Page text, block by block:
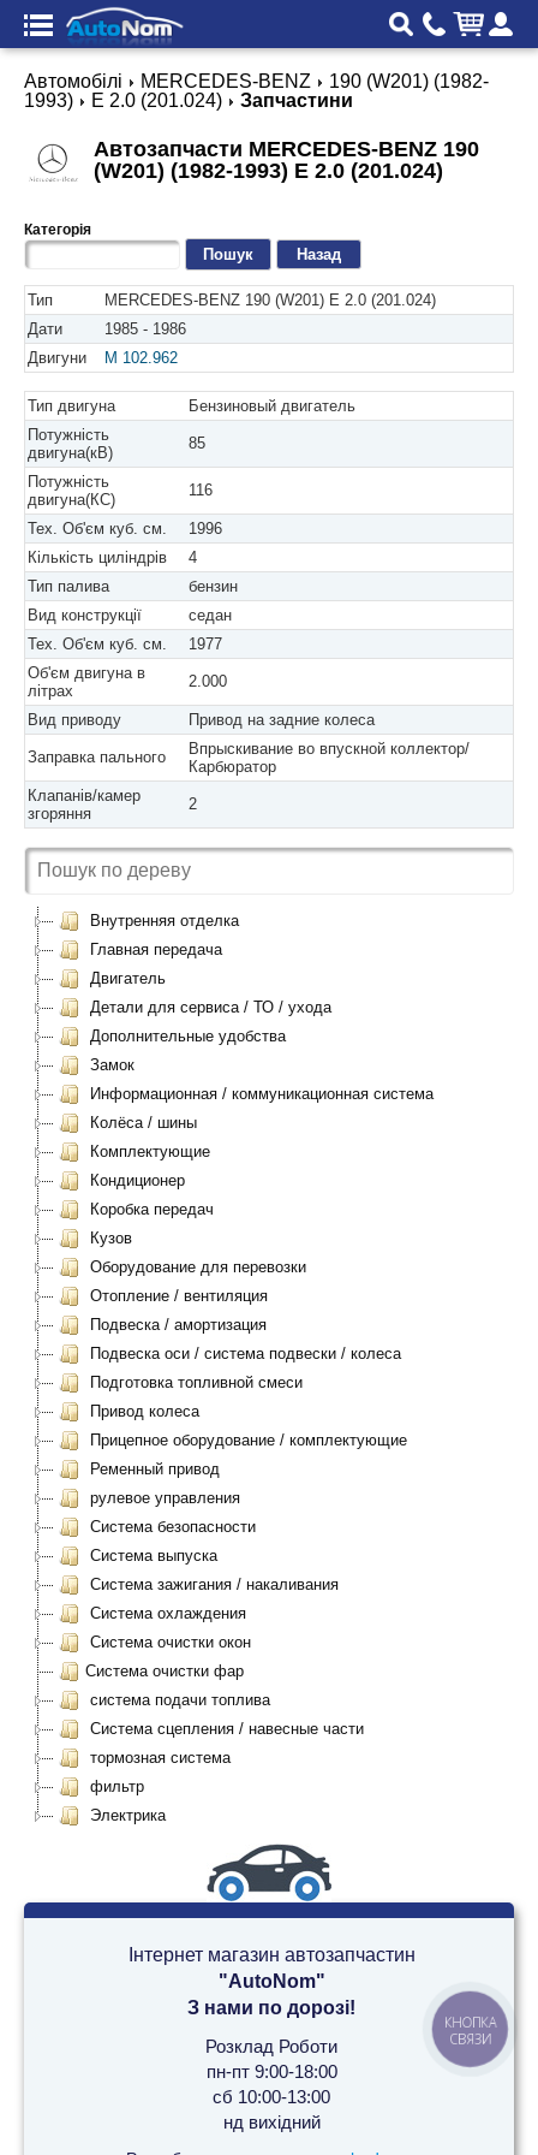
Автомобілі MERCEDES-BENZ
190 (W201) (1982-
1993)
E 2.0 (201.024) Запчастини
Автозапчасти MERCEDES-BENZ 190
(W201) (1982-1993) E 2.0 (201.024)
Категорія
Назад
Тип
MERCEDES-BENZ 190 (W201) E 2.0 (201.024)
Дати
1985 - 1986
Двигуни
M 102.962
Тип двигуна
Бензиновый двигатель
Потужність
двигуна(кВ)
85
Потужність
двигуна(КС)
116
Тех. Об'єм куб. см.
1996
Кількість циліндрів
4
Тип палива
бензин
Вид конструкції
седан
Тех. Об'єм куб. см.
1977
Об'єм двигуна в
літрах
2.000
Вид приводу Привод на задние колеса
Заправка пального
Впрыскивание во впускной коллектор/
Карбюратор
Клапанів/камер
згоряння
2
Внутренняя отделка
Главная передача
Двигатель
Детали для сервиса / ТО / ухода
Дополнительные удобства
Замок
Информационная / коммуникационная система
Колёса / шины
Комплектующие
Кондиционер
Коробка передач
Кузов
Оборудование для перевозки
Отопление / вентиляция
Подвеска / амортизация
Подвеска оси / система подвески / колеса
Подготовка топливной смеси
Привод колеса
Прицепное оборудование / комплектующие
Ременный привод
рулевое управления
Система безопасности
Система выпуска
Система зажигания / накаливания
Система охлаждения
Система очистки окон
Система очистки фар
система подачи топлива
Система сцепления / навесные части
тормозная система
фильтр
Электрика
Інтернет магазин автозапчастин
"AutoNom"
З нами по дорозі!
Розклад Роботи
пн-пт 9:00-18:00
сб 10:00-13:00
нд вихідний
КНОПКА
СВЯЗИ